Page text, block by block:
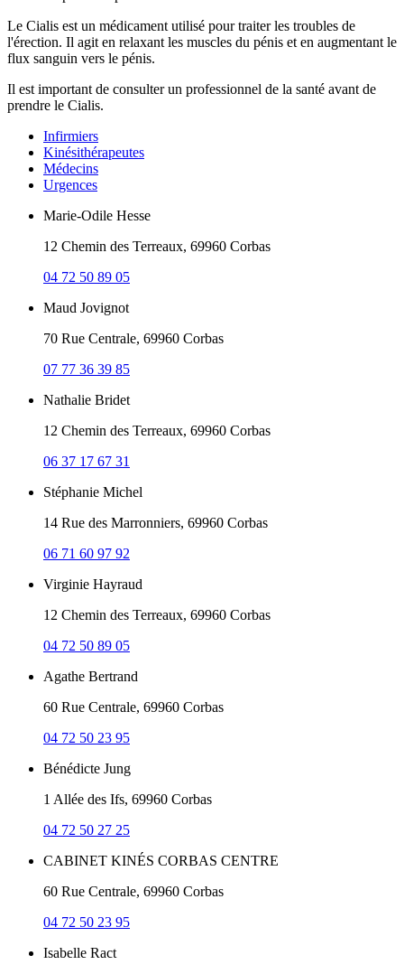
Le Cialis est un médicament utilisé pour traiter les troubles de
l'érection. Il agit en relaxant les muscles du pénis et en augmentant le
flux sanguin vers le pénis.
Il est important de consulter un professionnel de la santé avant de
prendre le Cialis.
Infirmiers
Kinésithérapeutes
Médecins
Urgences
Marie-Odile Hesse
12 Chemin des Terreaux, 69960 Corbas
04 72 50 89 05
Maud Jovignot
70 Rue Centrale, 69960 Corbas
07 77 36 39 85
Nathalie Bridet
12 Chemin des Terreaux, 69960 Corbas
06 37 17 67 31
Stéphanie Michel
14 Rue des Marronniers, 69960 Corbas
06 71 60 97 92
Virginie Hayraud
12 Chemin des Terreaux, 69960 Corbas
04 72 50 89 05
Agathe Bertrand
60 Rue Centrale, 69960 Corbas
04 72 50 23 95
Bénédicte Jung
1 Allée des Ifs, 69960 Corbas
04 72 50 27 25
CABINET KINÉS CORBAS CENTRE
60 Rue Centrale, 69960 Corbas
04 72 50 23 95
Isabelle Ract